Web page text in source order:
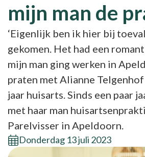
mijn man de
‘Eigenlijk ben ik hier bij
gekomen. Het had een
mijn man ging werken in
praten met Alianne
jaar huisarts. Sinds een paar
met haar man
Parelvisser in Apeldoorn.
Donderdag 13 juli 2023